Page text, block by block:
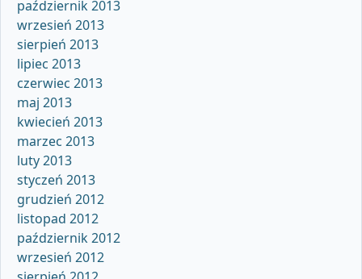
październik 2013
wrzesień 2013
sierpień 2013
lipiec 2013
czerwiec 2013
maj 2013
kwiecień 2013
marzec 2013
luty 2013
styczeń 2013
grudzień 2012
listopad 2012
październik 2012
wrzesień 2012